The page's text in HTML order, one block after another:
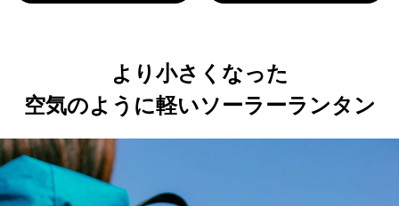
より小さくなった
空気のように軽いソーラーランタン